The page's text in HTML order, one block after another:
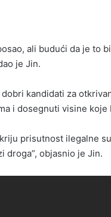
ali budući da je to
je Jin.
kandidati za
i dosegnuti visine
prisutnost ilegalne
droga”, objasnio je Jin.